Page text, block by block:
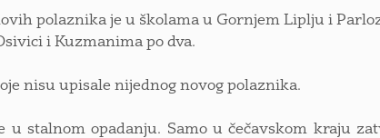
polaznika je u školama u Gornjem Liplju i
i Kuzmanima po dva.
nisu upisale nijednog novog polaznika.
u stalnom opadanju. Samo u čečavskom kraju